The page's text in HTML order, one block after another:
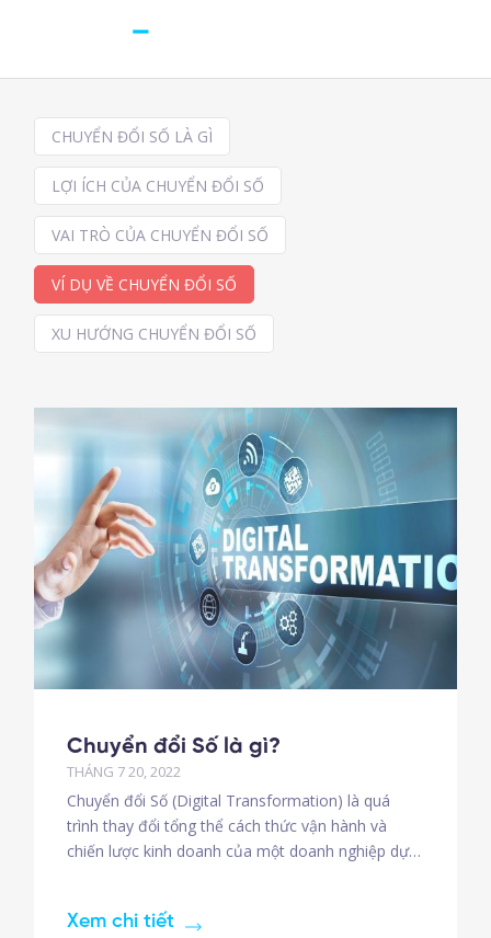
CHUYỂN ĐỔI SỐ LÀ GÌ
LỢI ÍCH CỦA CHUYỂN ĐỔI SỐ
VAI TRÒ CỦA CHUYỂN ĐỔI SỐ
VÍ DỤ VỀ CHUYỂN ĐỔI SỐ
XU HƯỚNG CHUYỂN ĐỔI SỐ
Chuyển đổi Số là gì?
THÁNG 7 20, 2022
Chuyển đổi Số (Digital Transformation) là quá
trình thay đổi tổng thể cách thức vận hành và
chiến lược kinh doanh của một doanh nghiệp dựa
thẻ giấy sang vân tay, mà là một
Xem chi tiết